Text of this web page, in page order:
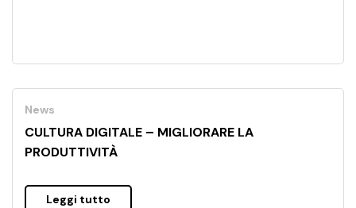
News
CULTURA DIGITALE – MIGLIORARE LA
PRODUTTIVITÀ
Leggi tutto